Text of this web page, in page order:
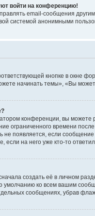
войти на конференцию!
email-сообщения
системой анонимными
кнопке в окне
начинать темы», «Вы можете
конференции, вы можете
ограниченного времени
не появляется, если
на него уже кто-то ответил.
создать её в личном
умолчанию ко всем вашим
сообщениях, убрав